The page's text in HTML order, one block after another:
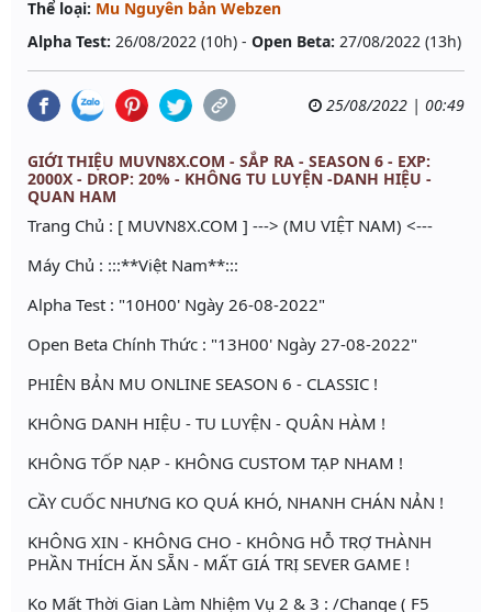
Thể loại: Mu Nguyên bản Webzen
Alpha Test: 26/08/2022 (10h) - Open Beta: 27/08/2022 (13h)
25/08/2022 | 00:49
GIỚI THIỆU MUVN8X.COM - SẮP RA - SEASON 6 - EXP:
2000X - DROP: 20% - KHÔNG TU LUYỆN -DANH HIỆU -
QUAN HAM
Trang Chủ : [ MUVN8X.COM ] ---> (MU VIỆT NAM) <---
Máy Chủ : :::**Việt Nam**:::
Alpha Test : "10H00' Ngày 26-08-2022"
Open Beta Chính Thức : "13H00' Ngày 27-08-2022"
PHIÊN BẢN MU ONLINE SEASON 6 - CLASSIC !
KHÔNG DANH HIỆU - TU LUYỆN - QUÂN HÀM !
KHÔNG TỐP NẠP - KHÔNG CUSTOM TẠP NHAM !
CẦY CUỐC NHƯNG KO QUÁ KHÓ, NHANH CHÁN NẢN !
KHÔNG XIN - KHÔNG CHO - KHÔNG HỖ TRỢ THÀNH
PHẦN THÍCH ĂN SẴN - MẤT GIÁ TRỊ SEVER GAME !
Ko Mất Thời Gian Làm Nhiệm Vụ 2 & 3 : /Change ( F5